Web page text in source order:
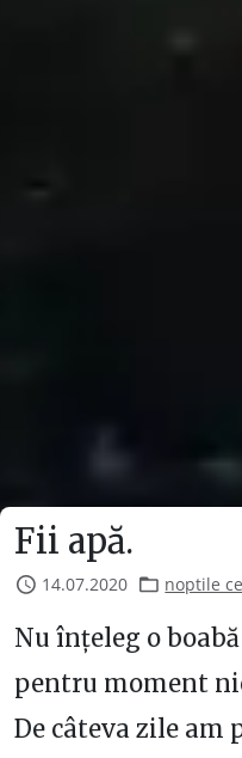
Fii apă.
14.07.2020 noptile
Nu înțeleg o
pentru moment
De câteva zile am